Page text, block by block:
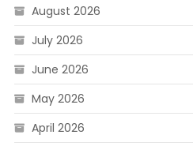
August 2026
July 2026
June 2026
May 2026
April 2026